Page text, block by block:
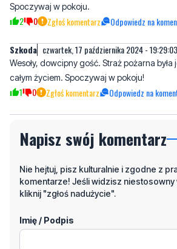
Komentarze
Spoczywaj w pokoju.
2 0 Zgłoś komentarz Odpowiedz na
Szkoda czwartek, 17 października 2024 - 19:29:03
1 0 Zgłoś komentarz Odpowiedz na
Napisz swój komentarz
komentarze! Jeśli widzisz niestosowny